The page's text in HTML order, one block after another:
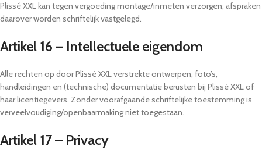
Plissé XXL kan tegen vergoeding montage/inmeten verzorgen; afspraken
daarover worden schriftelijk vastgelegd.
Artikel 16 – Intellectuele eigendom
Alle rechten op door Plissé XXL verstrekte ontwerpen, foto’s,
handleidingen en (technische) documentatie berusten bij Plissé XXL of
haar licentiegevers. Zonder voorafgaande schriftelijke toestemming is
verveelvoudiging/openbaarmaking niet toegestaan.
Artikel 17 – Privacy